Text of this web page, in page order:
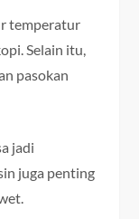
temperatur
Selain itu,
pasokan
jadi
juga penting